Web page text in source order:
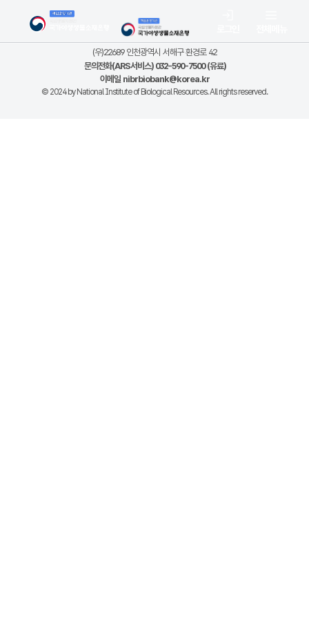
(우)22689 인천광역시 서해구 환경로 42
문의전화(ARS서비스) 032-590-7500 (유료)
이메일 nibrbiobank@korea.kr
© 2024 by National Institute of Biological Resources. All rights reserved.